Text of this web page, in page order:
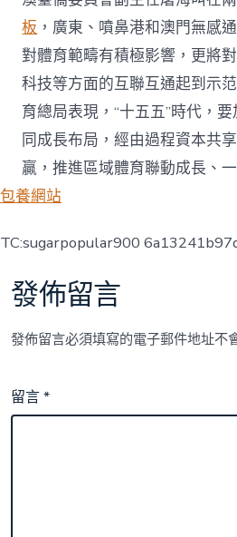
板 ，廣東、噴鼻港和澳門無感
對體育範疇有積極影響，更將
科技等方面的互聯互通起到示
育總局表現，“十五五”時代，
同成長布局，經由過程資本共
贏，推進區域體育聯動成長、
包養網站
TC:sugarpopular900
發佈留言
發佈留言必須填寫的電子郵件地址不
留言*